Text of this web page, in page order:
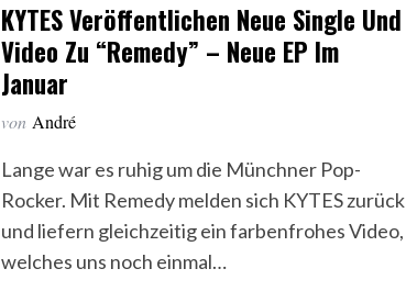
KYTES Veröffentlichen Neue Single Und
Video Zu “Remedy” – Neue EP Im
Januar
von André
Lange war es ruhig um die Münchner Pop-
Rocker. Mit Remedy melden sich KYTES zurück
und liefern gleichzeitig ein farbenfrohes Video,
welches uns noch einmal…